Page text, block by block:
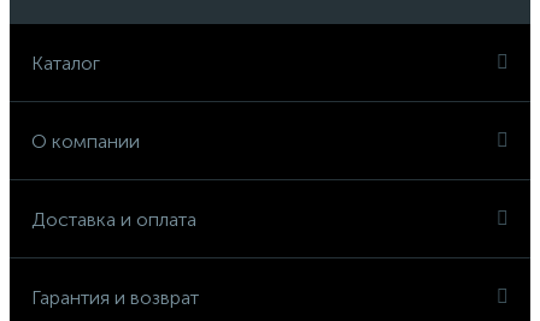
Каталог
О компании
Доставка и оплата
Гарантия и возврат